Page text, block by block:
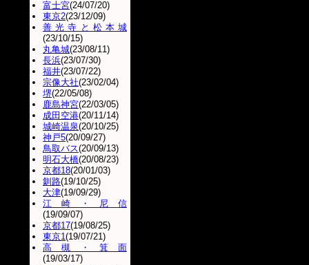
富士宮(24/07/20)
東京2(23/12/09)
善光寺と松本城
(23/10/15)
丸亀城(23/08/11)
長浜(23/07/30)
福井(23/07/22)
宗像大社(23/02/04)
堺(22/05/08)
鹿島神宮(22/03/05)
成田空港(20/11/14)
城崎温泉(20/10/25)
神戸5(20/09/27)
鳥取バス(20/09/13)
明石大橋(20/08/23)
京都18(20/01/03)
釧路(19/10/25)
大津(19/09/29)
江崎・尼信
(19/09/07)
京都17(19/08/25)
東京1(19/07/21)
高槻・箕面
(19/03/17)